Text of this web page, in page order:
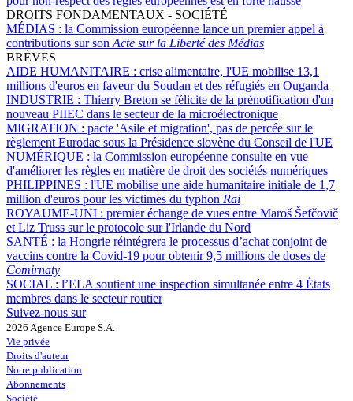
DROITS FONDAMENTAUX - SOCIÉTÉ
MÉDIAS : la Commission européenne lance un premier appel à
contributions sur son Acte sur la Liberté des Médias
BRÈVES
AIDE HUMANITAIRE : crise alimentaire, l'UE mobilise 13,1
millions d'euros en faveur du Soudan et des réfugiés en Ouganda
INDUSTRIE : Thierry Breton se félicite de la prénotification d'un
nouveau PIIEC dans le secteur de la microélectronique
MIGRATION : pacte 'Asile et migration', pas de percée sur le
règlement Eurodac sous la Présidence slovène du Conseil de l'UE
NUMÉRIQUE : la Commission européenne consulte en vue
d'améliorer les règles en matière de droit des sociétés numériques
PHILIPPINES : l'UE mobilise une aide humanitaire initiale de 1,7
million d'euros pour les victimes du typhon Rai
ROYAUME-UNI : premier échange de vues entre Maroš Šefčovič
et Liz Truss sur le protocole sur l'Irlande du Nord
SANTÉ : la Hongrie réintégrera le processus d’achat conjoint de
vaccins contre la Covid-19 pour obtenir 9,5 millions de doses de
Comirnaty
SOCIAL : l’ELA soutient une inspection simultanée entre 4 États
membres dans le secteur routier
Suivez-nous sur
2026 Agence Europe S.A.
Vie privée
Droits d'auteur
Notre publication
Abonnements
Société